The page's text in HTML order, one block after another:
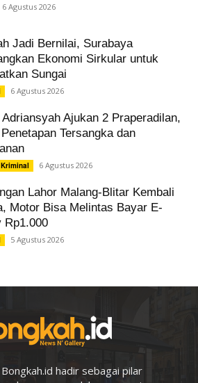
6 Agustus 2026
Jadi Bernilai, Surabaya
Ekonomi Sirkular untuk
Sungai
6 Agustus 2026
Adriansyah Ajukan 2 Praperadilan,
Tersangka dan
6 Agustus 2026
Lahor Malang-Blitar Kembali
Motor Bisa Melintas Bayar E-
Rp1.000
5 Agustus 2026
hadir sebagai pilar